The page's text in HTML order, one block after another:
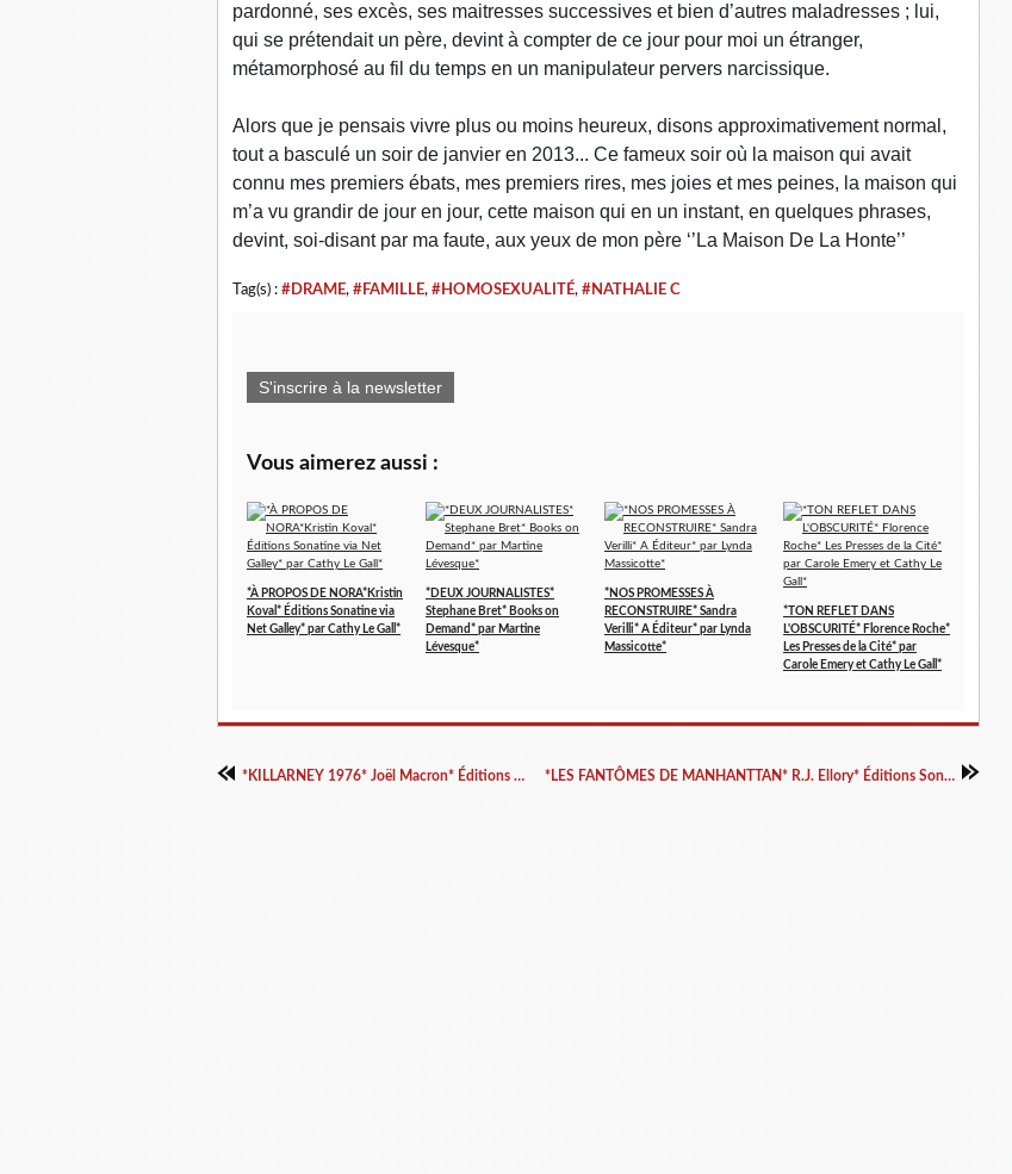
pardonné, ses excès, ses maitresses successives et bien d’autres maladresses ; lui,
qui se prétendait un père, devint à compter de ce jour pour moi un étranger,
métamorphosé au fil du temps en un manipulateur pervers narcissique.
Alors que je pensais vivre plus ou moins heureux, disons approximativement normal,
tout a basculé un soir de janvier en 2013... Ce fameux soir où la maison qui avait
connu mes premiers ébats, mes premiers rires, mes joies et mes peines, la maison qui
m’a vu grandir de jour en jour, cette maison qui en un instant, en quelques phrases,
devint, soi-disant par ma faute, aux yeux de mon père ‘’La Maison De La Honte’’
Tag(s) : #DRAME, #FAMILLE, #HOMOSEXUALITÉ, #NATHALIE C
S'inscrire à la newsletter
Vous aimerez aussi :
*À PROPOS DE NORA*Kristin
Koval* Éditions Sonatine via
Net Galley* par Cathy Le Gall*
*DEUX JOURNALISTES*
Stephane Bret* Books on
Demand* par Martine
Lévesque*
*NOS PROMESSES À
RECONSTRUIRE* Sandra
Verilli* A Éditeur* par Lynda
Massicotte*
*TON REFLET DANS
L'OBSCURITÉ* Florence Roche*
Les Presses de la Cité* par
Carole Emery et Cathy Le Gall*
*KILLARNEY 1976* Joël Macron* Éditions Nouvelle Bibliothèque* par Lynda Massicotte* *LES FANTÔMES DE MANHANTTAN* R.J. Ellory* Éditions Sonatine, distribué par Interforum Canada* par Lynda Massicotte*